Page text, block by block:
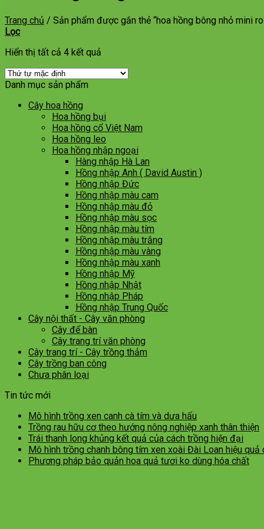
Trang chủ / Sản phẩm được gắn thẻ “hoa hồng bông nhỏ mini
Lọc
Hiển thị tất cả 4 kết quả
Danh mục sản phẩm
Cây hoa hồng
Hoa hồng bụi
Hoa hồng cổ Việt Nam
Hoa hồng leo
Hoa hồng nhập ngoại
Hàng nhập Hà Lan
Hồng nhập Anh ( David Austin )
Hồng nhập Đức
Hồng nhập màu cam
Hồng nhập màu đỏ
Hồng nhập màu sọc
Hồng nhập màu tím
Hồng nhập màu trắng
Hồng nhập màu vàng
Hồng nhập màu xanh
Hồng nhập Mỹ
Hồng nhập Nhật
Hồng nhập Pháp
Hồng nhập Trung Quốc
Cây nội thất - Cây văn phòng
Cây để bàn
Cây trang trí văn phòng
Cây trang trí - Cây trồng thảm
Cây trồng ban công
Chưa phân loại
Tin tức mới
Mô hình trồng xen canh cà tím và dưa hấu
Trồng rau hữu cơ theo hướng nông nghiệp xanh thân thiện
Trái thanh long khủng kết quả của cách trồng hiện đại
Mô hình trồng chanh bông tím xen xoài Đài Loan hiệu quả
Phương pháp bảo quản hoa quả tươi ko dùng hóa chất